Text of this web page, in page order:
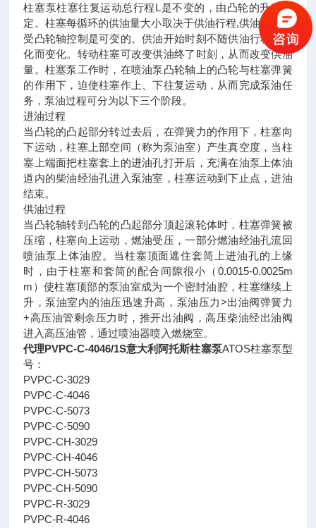
柱塞泵柱塞往复运动总行程L是不变的，由凸轮的升程决
定。柱塞每循环的供油量大小取决于供油行程,供油行程不
受凸轮轴控制是可变的。供油开始时刻不随供油行程的变
化而变化。转动柱塞可改变供油终了时刻，从而改变供油
量。柱塞泵工作时，在喷油泵凸轮轴上的凸轮与柱塞弹簧
的作用下，迫使柱塞作上、下往复运动，从而完成泵油任
务，泵油过程可分为以下三个阶段。
进油过程
当凸轮的凸起部分转过去后，在弹簧力的作用下，柱塞向
下运动，柱塞上部空间（称为泵油室）产生真空度，当柱
塞上端面把柱塞套上的进油孔打开后，充满在油泵上体油
道内的柴油经油孔进入泵油室，柱塞运动到下止点，进油
结束。
供油过程
当凸轮轴转到凸轮的凸起部分顶起滚轮体时，柱塞弹簧被
压缩，柱塞向上运动，燃油受压，一部分燃油经油孔流回
喷油泵上体油腔。当柱塞顶面遮住套筒上进油孔的上缘
时，由于柱塞和套筒的配合间隙很小（0.0015-0.0025m
m）使柱塞顶部的泵油室成为一个密封油腔，柱塞继续上
升，泵油室内的油压迅速升高，泵油压力>出油阀弹簧力
+高压油管剩余压力时，推开出油阀，高压柴油经出油阀
进入高压油管，通过喷油器喷入燃烧室。
代理PVPC-C-4046/1S意大利阿托斯柱塞泵ATOS柱塞泵型
号：
PVPC-C-3029
PVPC-C-4046
PVPC-C-5073
PVPC-C-5090
PVPC-CH-3029
PVPC-CH-4046
PVPC-CH-5073
PVPC-CH-5090
PVPC-R-3029
PVPC-R-4046